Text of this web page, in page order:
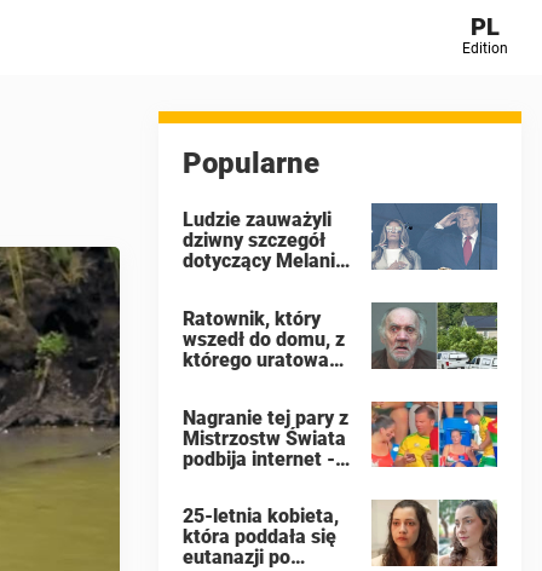
PL
Edition
Popularne
Ludzie zauważyli
dziwny szczegół
dotyczący Melanii
Świata FIFA
Ratownik, który
wszedł do domu, z
którego uratowano
zobaczył
Nagranie tej pary z
Mistrzostw Świata
podbija internet -
złożyła wniosek o
rozwód
25-letnia kobieta,
która poddała się
eutanazji po